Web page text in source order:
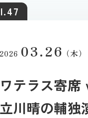
2026 03.26（木）
ワテラス寄席
立川晴の輔独